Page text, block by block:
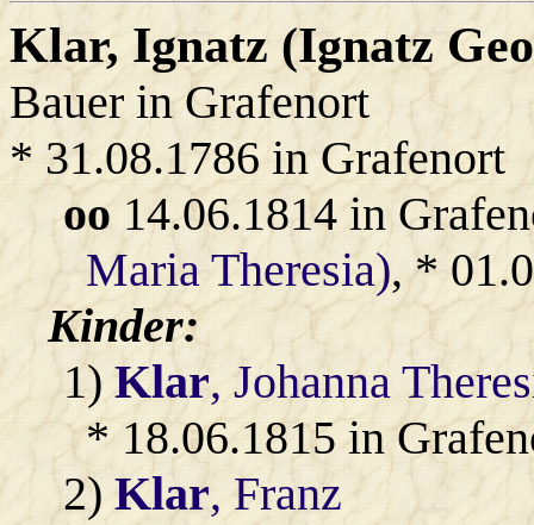
Klar, Ignatz (Ignatz
Bauer in Grafenort
* 31.08.1786 in Grafenort
oo14.06.1814 in
Maria Theresia), *
Kinder:
1)Klar, Johanna
* 18.06.1815 in
2)Klar, Franz